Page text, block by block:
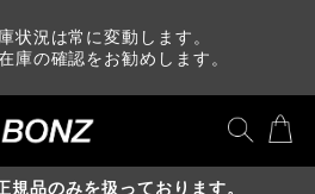
状況は常に変動します。
庫の確認をお勧めします。
規品のみを扱っております。